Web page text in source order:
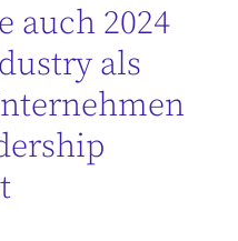
auch 2024
als